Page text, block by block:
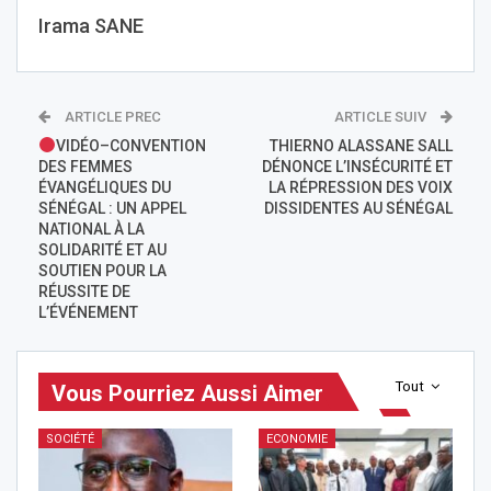
Irama SANE
ARTICLE PREC
VIDÉO–CONVENTION
DES FEMMES
ÉVANGÉLIQUES DU
SÉNÉGAL : UN APPEL
NATIONAL À LA
SOLIDARITÉ ET AU
SOUTIEN POUR LA
RÉUSSITE DE
L’ÉVÉNEMENT
ARTICLE SUIV
THIERNO ALASSANE SALL
DÉNONCE L’INSÉCURITÉ ET
LA RÉPRESSION DES VOIX
DISSIDENTES AU SÉNÉGAL
Tout
Vous Pourriez Aussi Aimer
SOCIÉTÉ ECONOMIE